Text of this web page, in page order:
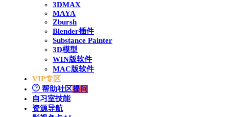
3DMAX
MAYA
Zbursh
Blender插件
Substance Painter
3D模型
WIN版软件
MAC版软件
VIP专区
帮助社区提问
自习室技能
资源导航